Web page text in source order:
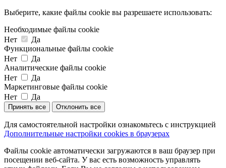
Выберите, какие файлы cookie вы разрешаете использовать:
Необходимые файлы cookie
Нет
Да
Функциональные файлы cookie
Нет
Да
Аналитические файлы cookie
Нет
Да
Маркетинговые файлы cookie
Нет
Да
Принять все Отклонить все
Для самостоятельной настройки ознакомьтесь с инструкцией
Дополнительные настройки cookies в браузерах
Файлы cookie автоматически загружаются в ваш браузер при
посещении веб-сайта. У вас есть возможность управлять